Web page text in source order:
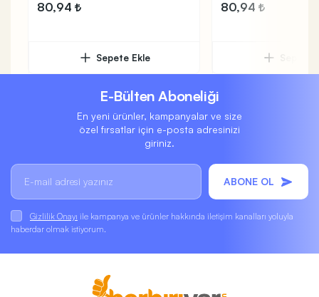
80,94
Sepete Ekle
80,94
E-Bülten Aboneliği
En yeni ürünler, kampanyalar ve size
özel fırsatlar için e-posta adresinizi
giriniz.
ABONE OL
Gizlilik Onayı ile kampanya ve ürünler hakkında iletişim kanalları yoluyla
haberdar olmak istiyorum.